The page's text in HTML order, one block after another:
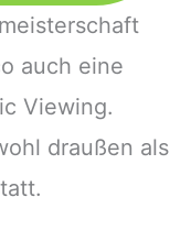
auch eine
Viewing.
draußen als